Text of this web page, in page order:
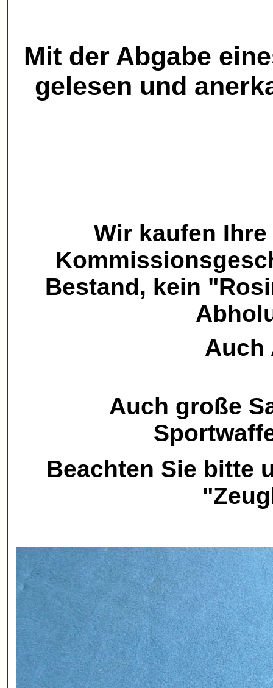
Mit der Abgabe
gelesen und
Wir kaufen
Bestand, kein
Auch
Auch große
Beachten Sie bitte